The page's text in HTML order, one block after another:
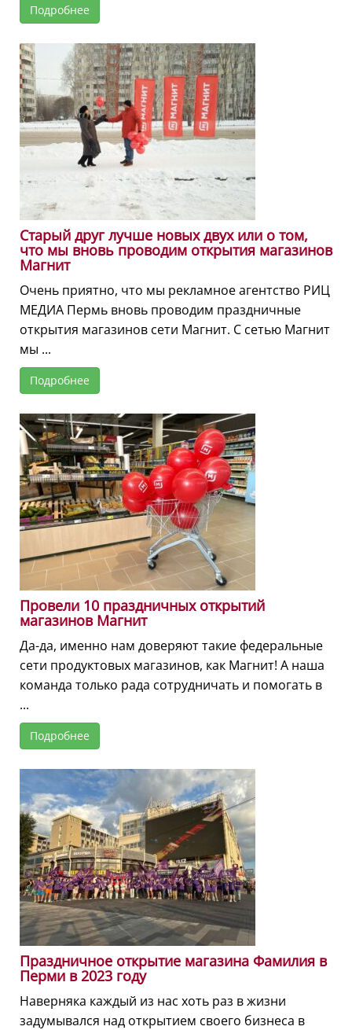
Подробнее
Старый друг лучше новых двух или о том,
что мы вновь проводим открытия магазинов
Магнит
Очень приятно, что мы рекламное агентство РИЦ
МЕДИА Пермь вновь проводим праздничные
открытия магазинов сети Магнит. С сетью Магнит
мы ...
Подробнее
Провели 10 праздничных открытий
магазинов Магнит
Да-да, именно нам доверяют такие федеральные
сети продуктовых магазинов, как Магнит! А наша
команда только рада сотрудничать и помогать в
...
Подробнее
Праздничное открытие магазина Фамилия в
Перми в 2023 году
Наверняка каждый из нас хоть раз в жизни
задумывался над открытием своего бизнеса в